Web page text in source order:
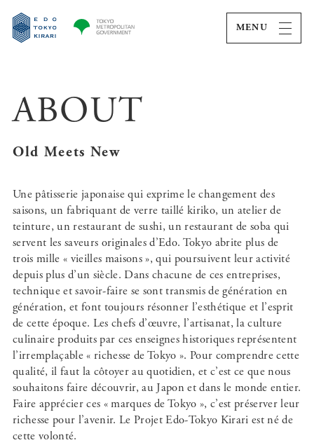
MENU
ABOUT
Old Meets New
Une pâtisserie japonaise qui exprime le changement des
saisons, un fabriquant de verre taillé kiriko, un atelier de
teinture, un restaurant de sushi, un restaurant de soba qui
servent les saveurs originales d’Edo. Tokyo abrite plus de
trois mille « vieilles maisons », qui poursuivent leur activité
depuis plus d’un siècle. Dans chacune de ces entreprises,
technique et savoir-faire se sont transmis de génération en
génération, et font toujours résonner l’esthétique et l’esprit
de cette époque. Les chefs d’œuvre, l’artisanat, la culture
culinaire produits par ces enseignes historiques représentent
l’irremplaçable « richesse de Tokyo ». Pour comprendre cette
qualité, il faut la côtoyer au quotidien, et c’est ce que nous
souhaitons faire découvrir, au Japon et dans le monde entier.
Faire apprécier ces « marques de Tokyo », c’est préserver leur
richesse pour l’avenir. Le Projet Edo-Tokyo Kirari est né de
cette volonté.